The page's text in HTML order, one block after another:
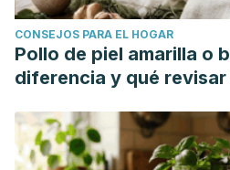
CONSEJOS PARA EL HOGAR
Pollo de piel amarilla o
diferencia y qué